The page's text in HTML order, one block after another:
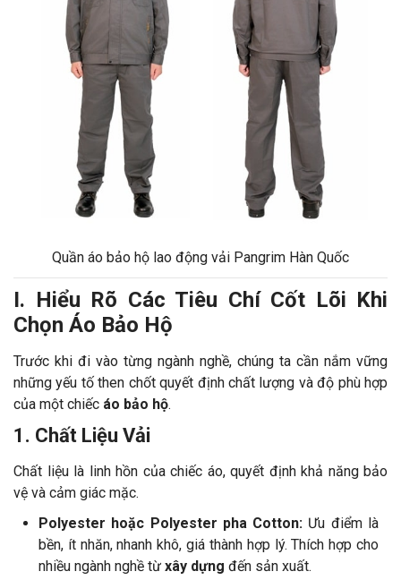
Quần áo bảo hộ lao động vải Pangrim Hàn Quốc
I. Hiểu Rõ Các Tiêu Chí Cốt Lõi Khi
Chọn Áo Bảo Hộ
Trước khi đi vào từng ngành nghề, chúng ta cần nắm vững
những yếu tố then chốt quyết định chất lượng và độ phù hợp
của một chiếc áo bảo hộ.
1. Chất Liệu Vải
Chất liệu là linh hồn của chiếc áo, quyết định khả năng bảo
vệ và cảm giác mặc.
Polyester hoặc Polyester pha Cotton: Ưu điểm là
bền, ít nhăn, nhanh khô, giá thành hợp lý. Thích hợp cho
nhiều ngành nghề từ xây dựng đến sản xuất.